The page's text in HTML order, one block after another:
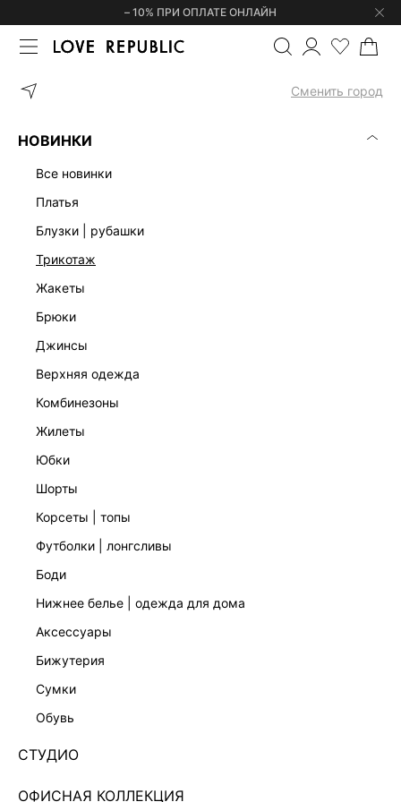
– 10% ПРИ ОПЛАТЕ ОНЛАЙН
Сменить город
НОВИНКИ
все новинки
платья
блузки | рубашки
трикотаж
жакеты
брюки
джинсы
верхняя одежда
комбинезоны
жилеты
юбки
шорты
корсеты | топы
футболки | лонгсливы
боди
нижнее белье | одежда для дома
аксессуары
бижутерия
сумки
обувь
СТУДИО
ОФИСНАЯ КОЛЛЕКЦИЯ
ГЛАВНАЯ РУБАШКА С
ЭКСКЛЮЗИВНО ОНЛАЙН
РУБАШКА С ОБЪЕМНЫМИ РУКАВАМИ
4358026341-1
Нет в наличии